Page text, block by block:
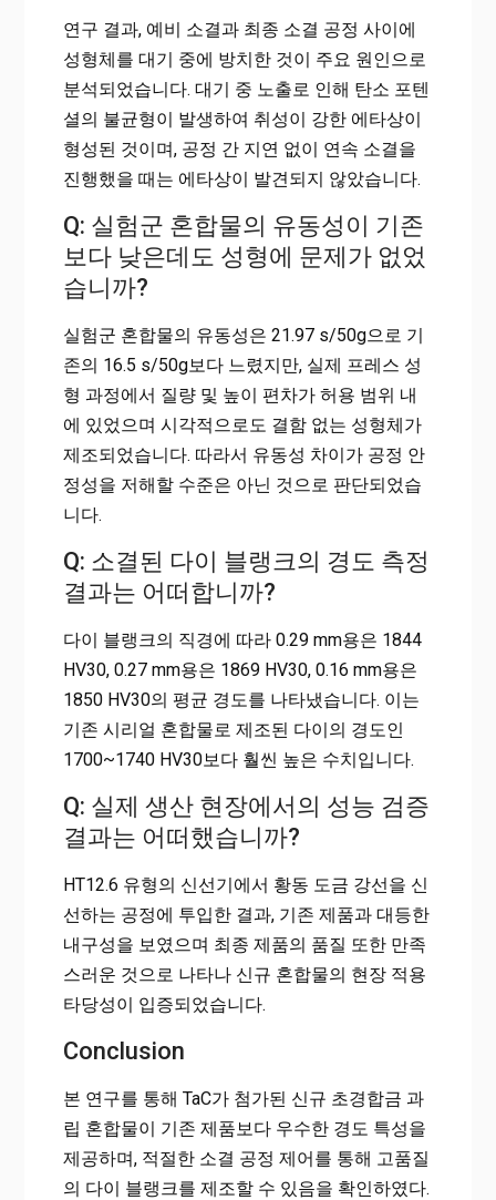
연구 결과, 예비 소결과 최종 소결 공정 사이에
성형체를 대기 중에 방치한 것이 주요 원인으로
분석되었습니다. 대기 중 노출로 인해 탄소 포텐
셜의 불균형이 발생하여 취성이 강한 에타상이
형성된 것이며, 공정 간 지연 없이 연속 소결을
진행했을 때는 에타상이 발견되지 않았습니다.
Q: 실험군 혼합물의 유동성이 기존
보다 낮은데도 성형에 문제가 없었
습니까?
실험군 혼합물의 유동성은 21.97 s/50g으로 기
존의 16.5 s/50g보다 느렸지만, 실제 프레스 성
형 과정에서 질량 및 높이 편차가 허용 범위 내
에 있었으며 시각적으로도 결함 없는 성형체가
제조되었습니다. 따라서 유동성 차이가 공정 안
정성을 저해할 수준은 아닌 것으로 판단되었습
니다.
Q: 소결된 다이 블랭크의 경도 측정
결과는 어떠합니까?
다이 블랭크의 직경에 따라 0.29 mm용은 1844
HV30, 0.27 mm용은 1869 HV30, 0.16 mm용은
1850 HV30의 평균 경도를 나타냈습니다. 이는
기존 시리얼 혼합물로 제조된 다이의 경도인
1700~1740 HV30보다 훨씬 높은 수치입니다.
Q: 실제 생산 현장에서의 성능 검증
결과는 어떠했습니까?
HT12.6 유형의 신선기에서 황동 도금 강선을 신
선하는 공정에 투입한 결과, 기존 제품과 대등한
내구성을 보였으며 최종 제품의 품질 또한 만족
스러운 것으로 나타나 신규 혼합물의 현장 적용
타당성이 입증되었습니다.
Conclusion
본 연구를 통해 TaC가 첨가된 신규 초경합금 과
립 혼합물이 기존 제품보다 우수한 경도 특성을
제공하며, 적절한 소결 공정 제어를 통해 고품질
의 다이 블랭크를 제조할 수 있음을 확인하였다.